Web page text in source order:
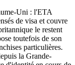
Uni : l'ETA
de visa et couvre
le restent
toutefois de son
particulières.
la Grande-